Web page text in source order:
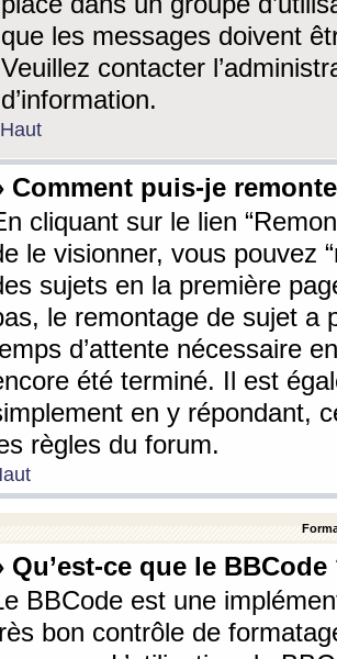
que les messages doivent
Veuillez contacter
d’information.
Haut
Comment puis-je
cliquant sur le lien
le visionner, vous pouvez
sujets en la première
le remontage de sujet a
d’attente nécessaire
été terminé. Il est
en y répondant,
règles du forum.
Qu’est-ce que le BBCode
BBCode est une
bon contrôle de